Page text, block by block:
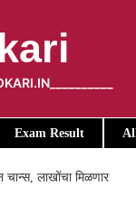
Exam Result
चान्स, लाखोंचा मिळणार